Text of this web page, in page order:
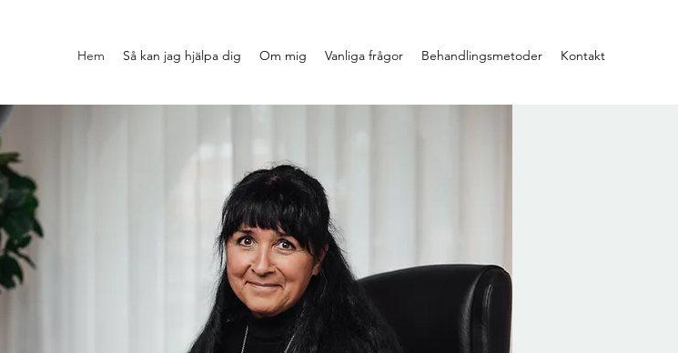
Hem Så kan jag hjälpa dig Om mig Vanliga frågor Behandlingsmetoder Kontakt